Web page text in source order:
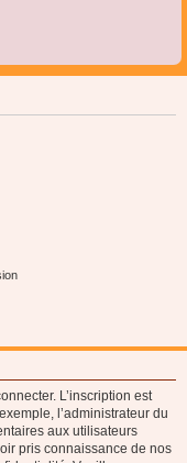
L’inscription est
l’administrateur du
aux utilisateurs
pris connaissance de nos